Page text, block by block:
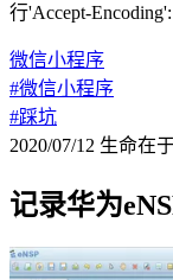
行'Accept-
微信小程序
#微信小程序
#踩坑
2020/07/12 生命在
记录华为